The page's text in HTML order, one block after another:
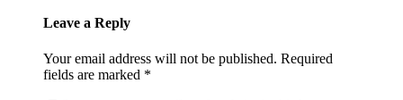
Leave a Reply
Your email address will not be published. Required
fields are marked *